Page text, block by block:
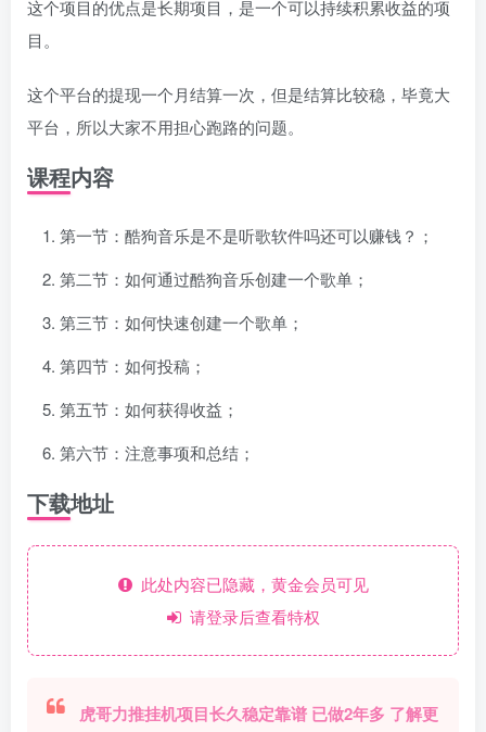
这个项目的优点是长期项目，是一个可以持续积累收益的项
目。
这个平台的提现一个月结算一次，但是结算比较稳，毕竟大
平台，所以大家不用担心跑路的问题。
课程内容
第一节：酷狗音乐是不是听歌软件吗还可以赚钱？；
第二节：如何通过酷狗音乐创建一个歌单；
第三节：如何快速创建一个歌单；
第四节：如何投稿；
第五节：如何获得收益；
第六节：注意事项和总结；
下载地址
此处内容已隐藏，黄金会员可见
请登录后查看特权
虎哥力推挂机项目长久稳定靠谱 已做2年多 了解更